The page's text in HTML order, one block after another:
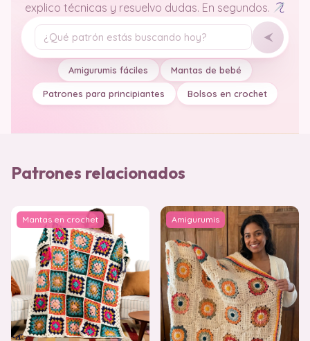
explico técnicas y resuelvo dudas. En segundos.
Tu pregunta
Amigurumis fáciles Mantas de bebé
Patrones para principiantes Bolsos en crochet
Patrones relacionados
Mantas en crochet Amigurumis